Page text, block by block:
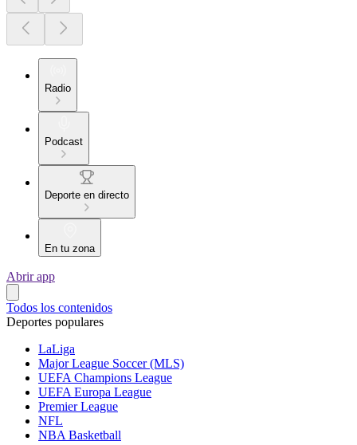
Radio
Podcast
Deporte en directo
En tu zona
Abrir app
Todos los contenidos
Deportes populares
LaLiga
Major League Soccer (MLS)
UEFA Champions League
UEFA Europa League
Premier League
NFL
NBA Basketball